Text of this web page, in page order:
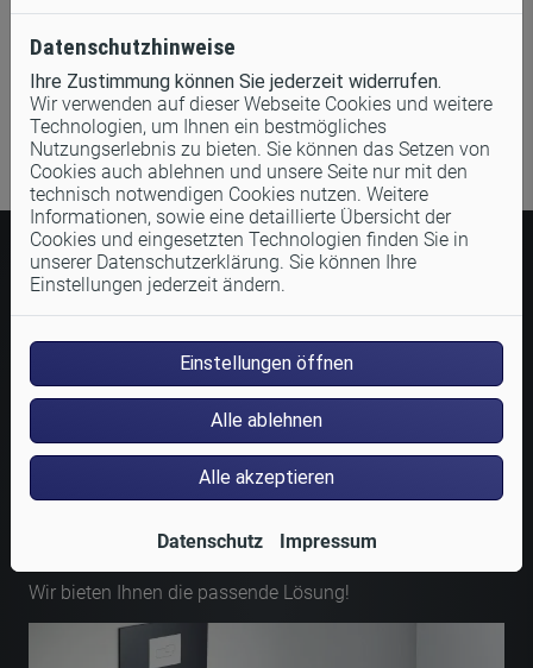
VORTEILE UNSERER RENOVIERUNGSPLATTE:
Ideal für die schnelle Sanierung/Nachrüstung
Ohne Unterputzarbeiten
Es entsteht kaum Schmutz bei der Installation
Wir bieten Ihnen die passende Lösung!
Datenschutzhinweise
Ihre Zustimmung können Sie jederzeit widerrufen.
Wir verwenden auf dieser Webseite Cookies und weitere
Technologien, um Ihnen ein bestmögliches
Nutzungserlebnis zu bieten. Sie können das Setzen von
Cookies auch ablehnen und unsere Seite nur mit den
technisch notwendigen Cookies nutzen. Weitere
Informationen, sowie eine detaillierte Übersicht der
Cookies und eingesetzten Technologien finden Sie in
unserer Datenschutzerklärung. Sie können Ihre
Einstellungen jederzeit ändern.
Einstellungen öffnen
Alle ablehnen
Alle akzeptieren
Datenschutz Impressum